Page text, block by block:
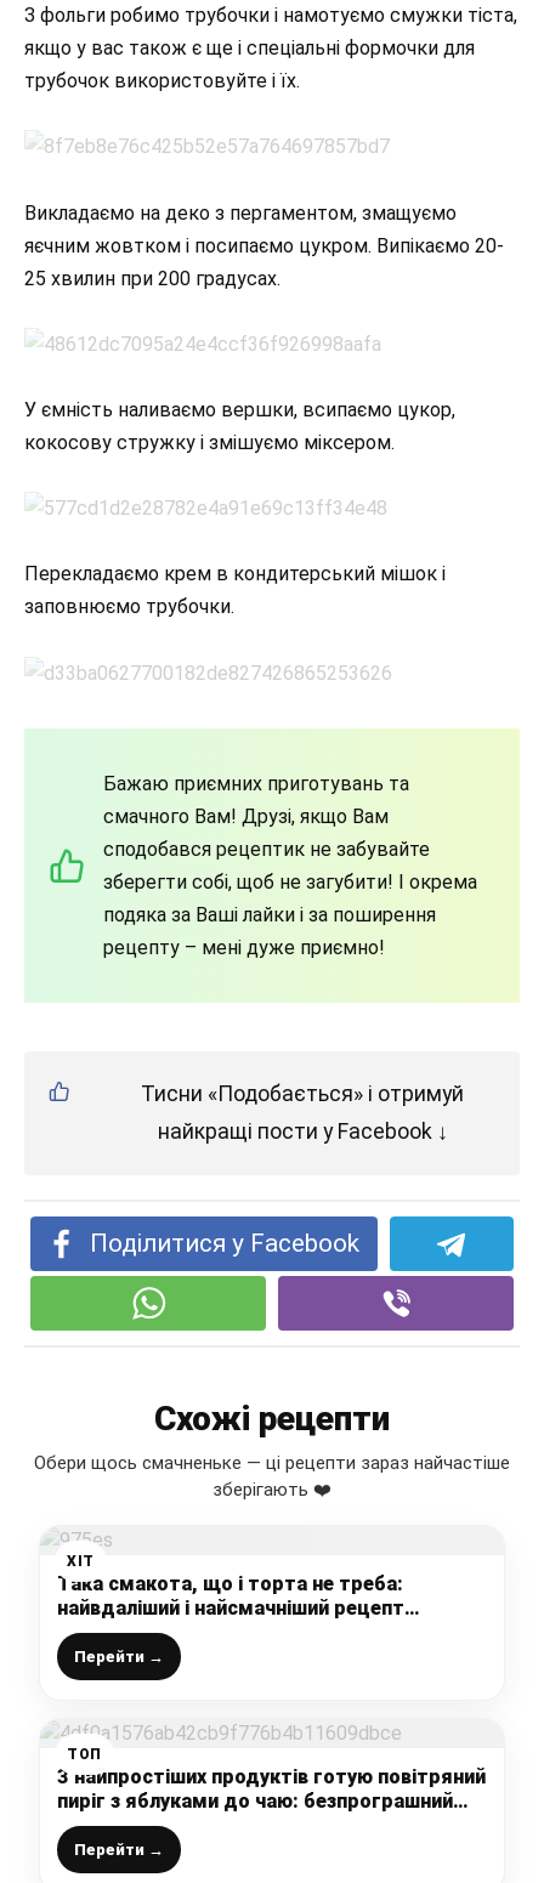
З фольги робимо трубочки і намотуємо смужки тіста,
якщо у вас також є ще і спеціальні формочки для
трубочок використовуйте і їх.
Викладаємо на деко з пергаментом, змащуємо
яєчним жовтком і посипаємо цукром. Випікаємо 20-
25 хвилин при 200 градусах.
У ємність наливаємо вершки, всипаємо цукор,
кокосову стружку і змішуємо міксером.
Перекладаємо крем в кондитерський мішок і
заповнюємо трубочки.
Бажаю приємних приготувань та
смачного Вам! Друзі, якщо Вам
сподобався рецептик не забувайте
зберегти собі, щоб не загубити! І окрема
подяка за Ваші лайки і за поширення
рецепту – мені дуже приємно!
Тисни «Подобається» і отримуй
найкращі пости у Facebook ↓
Поділитися у Facebook
Схожі рецепти
Обери щось смачненьке — ці рецепти зараз найчастіше
зберігають ❤️
ХІТ
Така смакота, що і торта не треба:
найвдаліший і найсмачніший рецепт
яблучної шарлотки
Перейти →
ТОП
З найпростіших продуктів готую повітряний
пиріг з яблуками до чаю: безпрограшний
варіант десерту для домашнього
чаювання
Перейти →